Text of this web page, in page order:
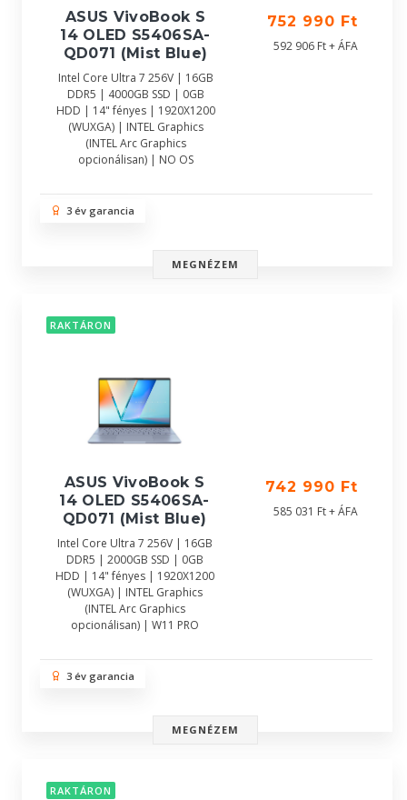
ASUS VivoBook S
14 OLED S5406SA-
QD071 (Mist Blue)
Intel Core Ultra 7 256V | 16GB
DDR5 | 4000GB SSD | 0GB
HDD | 14" fényes | 1920X1200
(WUXGA) | INTEL Graphics
(INTEL Arc Graphics
opcionálisan) | NO OS
752 990 Ft
592 906 Ft + ÁFA
3 év garancia
MEGNÉZEM
RAKTÁRON
ASUS VivoBook S
14 OLED S5406SA-
QD071 (Mist Blue)
Intel Core Ultra 7 256V | 16GB
DDR5 | 2000GB SSD | 0GB
HDD | 14" fényes | 1920X1200
(WUXGA) | INTEL Graphics
(INTEL Arc Graphics
opcionálisan) | W11 PRO
742 990 Ft
585 031 Ft + ÁFA
3 év garancia
MEGNÉZEM
RAKTÁRON